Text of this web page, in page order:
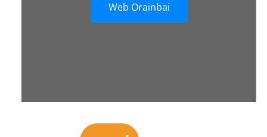
Web Orainbai